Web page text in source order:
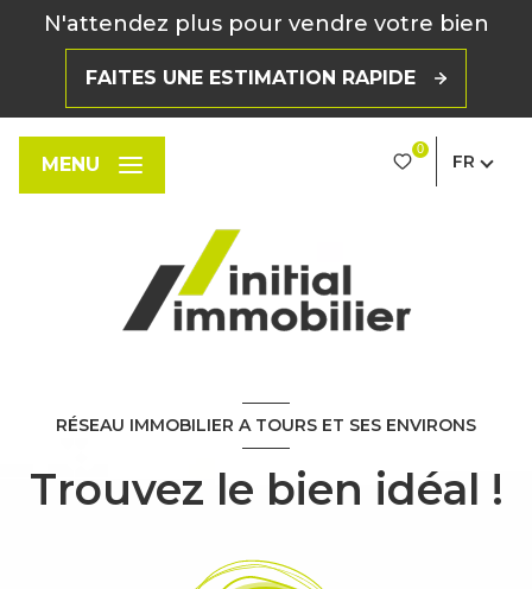
N'attendez plus pour vendre votre bien
FAITES UNE ESTIMATION RAPIDE
0
FR
MENU
RÉSEAU IMMOBILIER A TOURS ET SES ENVIRONS
Trouvez le bien idéal !